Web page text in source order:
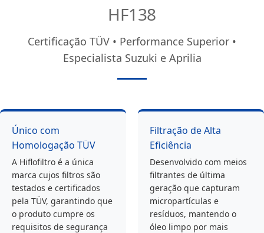
HF138
Certificação TÜV • Performance Superior •
Especialista Suzuki e Aprilia
Único com
Homologação TÜV
A Hiflofiltro é a única
marca cujos filtros são
testados e certificados
pela TÜV, garantindo que
o produto cumpre os
requisitos de segurança
Filtração de Alta
Eficiência
Desenvolvido com meios
filtrantes de última
geração que capturam
micropartículas e
resíduos, mantendo o
óleo limpo por mais